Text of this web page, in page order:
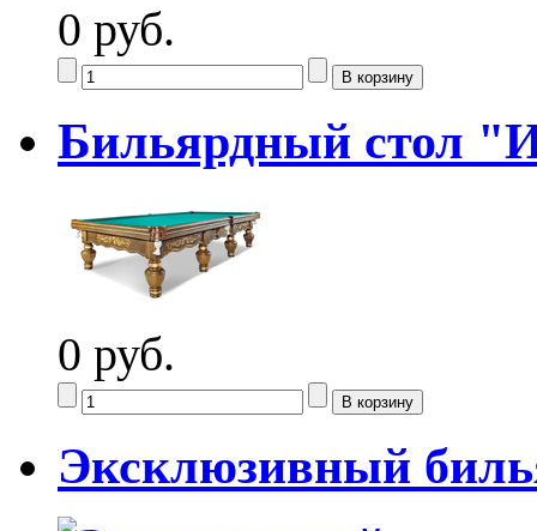
0 руб.
Бильярдный стол
0 руб.
Эксклюзивный